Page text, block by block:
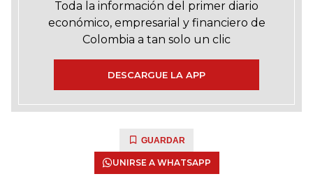
Toda la información del primer diario
económico, empresarial y financiero de
Colombia a tan solo un clic
DESCARGUE LA APP
GUARDAR
UNIRSE A WHATSAPP